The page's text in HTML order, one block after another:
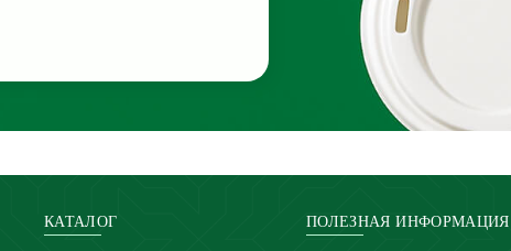
КАТАЛОГ ПОЛЕЗНАЯ ИНФОРМАЦИЯ